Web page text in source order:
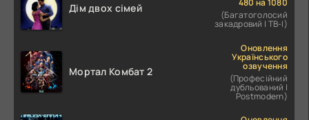
Дім двох сімей
480 на 1080
(Багатоголосий
закадровий | ТВ-І)
Мортал Комбат 2
Оновлення
Українського
озвучення
(Професійний
дубльований |
Postmodern)